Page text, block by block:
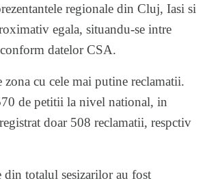
regionale din Cluj, Iasi si
egala, situandu-se intre
datelor CSA.
zona cu cele mai putine reclamatii.
de petitii la nivel national, in
doar 508 reclamatii, respctiv
din totalul sesizarilor au fost